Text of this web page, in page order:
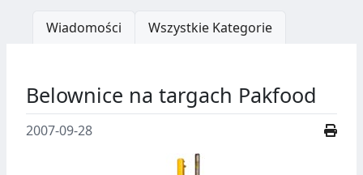
Wiadomości Wszystkie Kategorie
Belownice na targach Pakfood
2007-09-28